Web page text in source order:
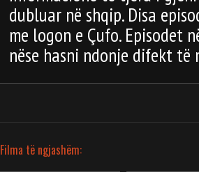
dubluar në shqip. Disa
me logon e Çufo. Episodet
nëse hasni ndonje difekt
Filma të ngjashëm: